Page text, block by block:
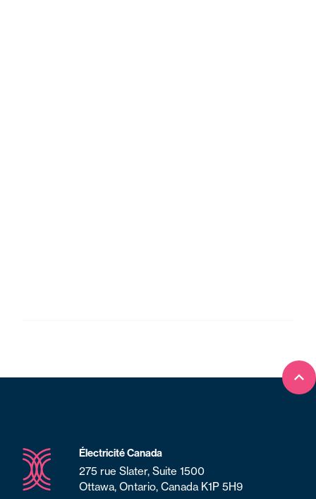
Électricité Canada
275 rue Slater, Suite 1500
Ottawa, Ontario, Canada K1P 5H9